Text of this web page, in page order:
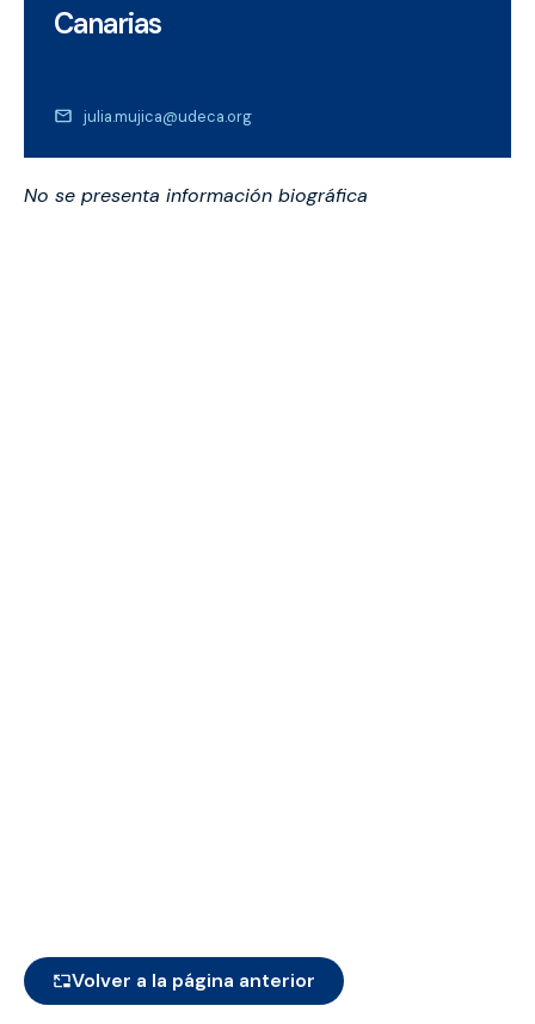
Canarias
julia.mujica@udeca.org
No se presenta información biográfica
Volver a la página anterior